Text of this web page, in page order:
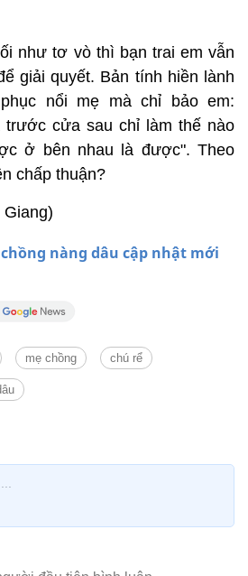
nàng dâu cập nhật mới
như tơ vò thì bạn trai em vẫn
giải quyết. Bản tính hiền lành
nổi mẹ mà chỉ bảo em:
trước cửa sau chỉ làm thế nào
ở bên nhau là được". Theo
chấp thuận?
Giang)
mẹ chồng chú rể